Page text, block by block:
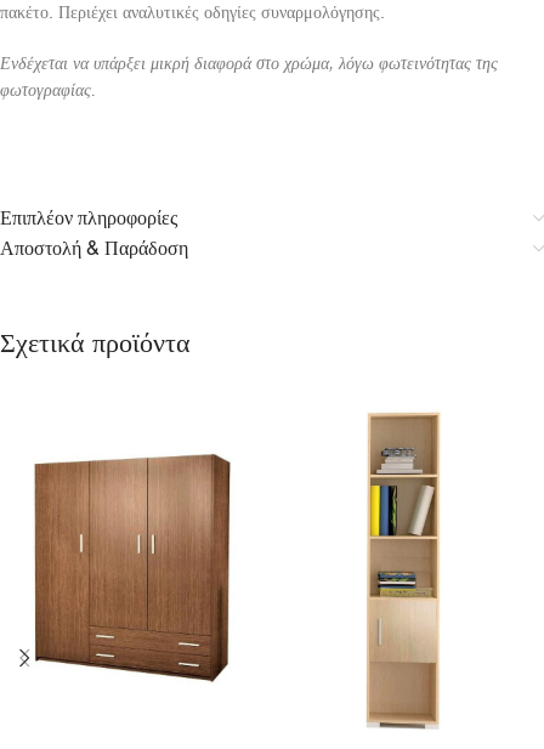
πακέτο. Περιέχει αναλυτικές οδηγίες συναρμολόγησης.
Ενδέχεται να υπάρξει μικρή διαφορά στο χρώμα, λόγω φωτεινότητας της
φωτογραφίας.
Επιπλέον πληροφορίες
Αποστολή & Παράδοση
Σχετικά προϊόντα